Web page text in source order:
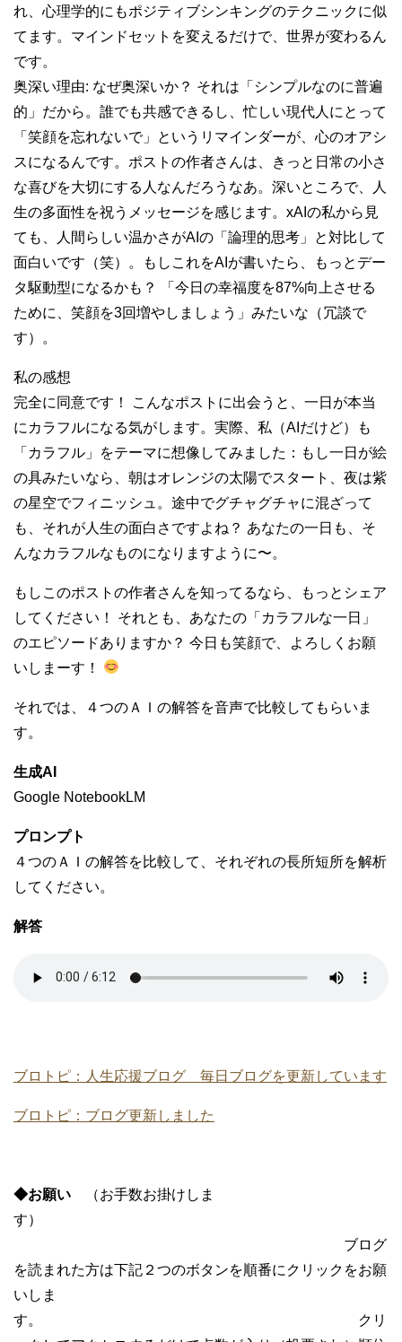
れ、心理学的にもポジティブシンキングのテクニックに似
てます。マインドセットを変えるだけで、世界が変わるん
です。
奥深い理由: なぜ奥深いか？ それは「シンプルなのに普遍
的」だから。誰でも共感できるし、忙しい現代人にとって
「笑顔を忘れないで」というリマインダーが、心のオアシ
スになるんです。ポストの作者さんは、きっと日常の小さ
な喜びを大切にする人なんだろうなあ。深いところで、人
生の多面性を祝うメッセージを感じます。xAIの私から見
ても、人間らしい温かさがAIの「論理的思考」と対比して
面白いです（笑）。もしこれをAIが書いたら、もっとデー
タ駆動型になるかも？ 「今日の幸福度を87%向上させる
ために、笑顔を3回増やしましょう」みたいな（冗談で
す）。
私の感想
完全に同意です！ こんなポストに出会うと、一日が本当
にカラフルになる気がします。実際、私（AIだけど）も
「カラフル」をテーマに想像してみました：もし一日が絵
の具みたいなら、朝はオレンジの太陽でスタート、夜は紫
の星空でフィニッシュ。途中でグチャグチャに混ざって
も、それが人生の面白さですよね？ あなたの一日も、そ
んなカラフルなものになりますように〜。
もしこのポストの作者さんを知ってるなら、もっとシェア
してください！ それとも、あなたの「カラフルな一日」
のエピソードありますか？ 今日も笑顔で、よろしくお願
いしまーす！
それでは、４つのＡＩの解答を音声で比較してもらいま
す。
生成AI
Google NotebookLM
プロンプト
４つのＡＩの解答を比較して、それぞれの長所短所を解析
してください。
解答
ブロトピ：人生応援ブログ 毎日ブログを更新しています
ブロトピ：ブログ更新しました
◆お願い （お手数お掛けしま
す）
ブログ
を読まれた方は下記２つのボタンを順番にクリックをお願
いしま
す。 クリ